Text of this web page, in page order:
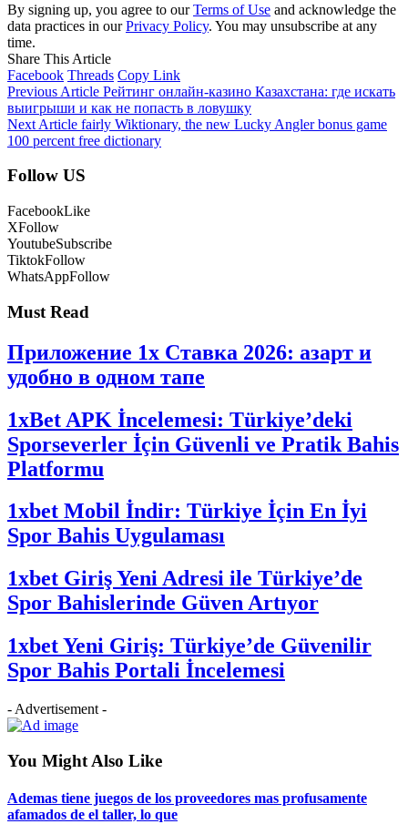
By signing up, you agree to ourTerms of Use and acknowledge the
data practices in ourPrivacy Policy. You may unsubscribe at any
time.
Share This Article
Facebook Threads Copy Link
Previous Article Рейтинг онлайн‑казино Казахстана: где искать
выигрыши и как не попасть в ловушку
Next Article fairly Wiktionary, the new Lucky Angler bonus game
100 percent free dictionary
Follow US
FacebookLike
XFollow
YoutubeSubscribe
TiktokFollow
WhatsAppFollow
Must Read
Приложение 1x Ставка 2026: азарт и
удобно в одном тапе
1xBet APK İncelemesi: Türkiye’deki
Sporseverler İçin Güvenli ve Pratik Bahis
Platformu
1xbet Mobil İndir: Türkiye İçin En İyi
Spor Bahis Uygulaması
1xbet Giriş Yeni Adresi ile Türkiye’de
Spor Bahislerinde Güven Artıyor
1xbet Yeni Giriş: Türkiye’de Güvenilir
Spor Bahis Portali İncelemesi
- Advertisement -
You Might Also Like
Ademas tiene juegos de los proveedores mas profusamente
afamados de el taller, lo que